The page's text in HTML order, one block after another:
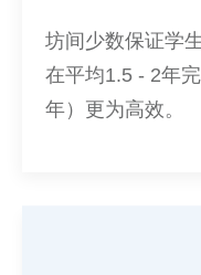
坊间少数保证学
在平均1.5 - 2年
年）更为高效。